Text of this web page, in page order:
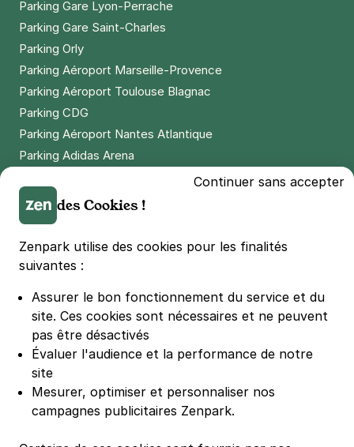
Parking Gare Lyon-Perrache
Parking Gare Saint-Charles
Parking Orly
Parking Aéroport Marseille-Provence
Parking Aéroport Toulouse Blagnac
Parking CDG
Parking Aéroport Nantes Atlantique
Parking Adidas Arena
Parking LDLC Arena
Parking Stade Pierre Mauroy
Parking Groupama Stadium
Parking Vélodrome
Parking Bercy
Parking La Défense Arena
Parking Les 4 temps
Parking Nation
Parking Porte de Versailles
Parking Lille Grand Palais
Continuer sans accepter
des Cookies !
Zenpark utilise des cookies pour les finalités
suivantes :
Assurer le bon fonctionnement du service et du
site. Ces cookies sont nécessaires et ne peuvent
pas être désactivés
Évaluer l'audience et la performance de notre
site
Mesurer, optimiser et personnaliser nos
campagnes publicitaires Zenpark.